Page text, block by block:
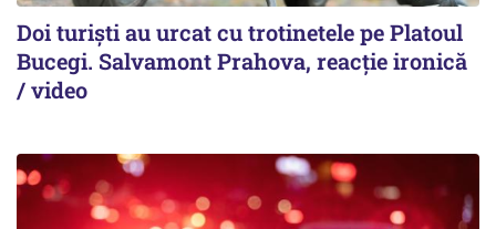
Doi turiști au urcat cu trotinetele pe Platoul
Bucegi. Salvamont Prahova, reacție ironică
/ video